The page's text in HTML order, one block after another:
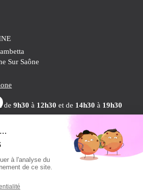
Sur Saône
de 9h30 à 12h30 et de 14h30 à 19h30
et R.616-1 du code de la consommation, Nathalie Fontaine a
de la consommation. L'entité de médiation retenue est :
En cas de litige, vous pouvez déposer votre
cnpm-mediation-consommation.euou par voie
- CONSOMMATION - 27, Avenue de la Libération –